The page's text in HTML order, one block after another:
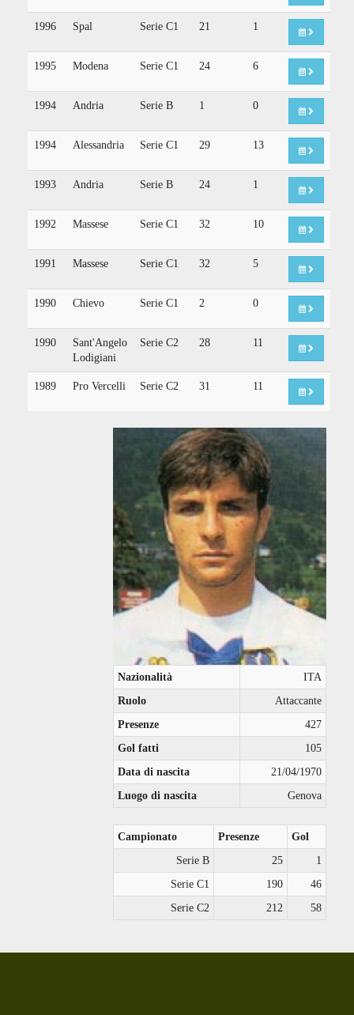
1996 Spal Serie C1 21 1
1995 Modena Serie C1 24 6
1994 Andria Serie B 1 0
1994 Alessandria Serie C1 29 13
1993 Andria Serie B 24 1
1992 Massese Serie C1 32 10
1991 Massese Serie C1 32 5
1990 Chievo Serie C1 2 0
1990
Sant'Angelo
Lodigiani
Serie C2 28 11
1989 Pro Vercelli Serie C2 31 11
Nazionalità
ITA
Ruolo
Attaccante
Presenze
427
Gol fatti
105
Data di nascita
21/04/1970
Luogo di nascita
Genova
Campionato Presenze
Gol
Serie B
25
1
Serie C1
190
46
Serie C2
212 58